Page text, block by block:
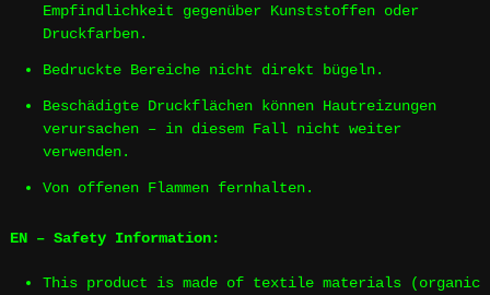
Empfindlichkeit gegenüber Kunststoffen oder
Druckfarben.
Bedruckte Bereiche nicht direkt bügeln.
Beschädigte Druckflächen können Hautreizungen
verursachen – in diesem Fall nicht weiter
verwenden.
Von offenen Flammen fernhalten.
EN – Safety Information:
This product is made of textile materials (organic